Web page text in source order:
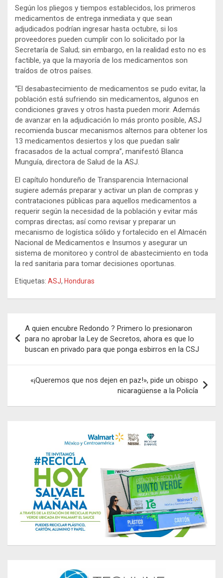
Según los pliegos y tiempos establecidos, los primeros
medicamentos de entrega inmediata y que sean
adjudicados podrían ingresar hasta octubre, si los
proveedores pueden cumplir con lo solicitado por la
Secretaría de Salud; sin embargo, en la realidad esto no es
factible, ya que la mayoría de los medicamentos son
traídos de otros países.
“El desabastecimiento de medicamentos se pudo evitar, la
población está sufriendo sin medicamentos, algunos en
condiciones graves y otros hasta pueden morir. Además
de avanzar en la adjudicación lo más pronto posible, ASJ
recomienda buscar mecanismos alternos para obtener los
13 medicamentos desiertos y los que puedan salir
fracasados de la actual compra”, manifestó Blanca
Munguía, directora de Salud de la ASJ.
El capítulo hondureño de Transparencia Internacional
sugiere además preparar y activar un plan de compras y
contrataciones públicas para aquellos medicamentos a
requerir según la necesidad de la población y evitar más
compras directas; así como revisar y preparar un
mecanismo de logística sólido y fortalecido en el Almacén
Nacional de Medicamentos e Insumos y asegurar un
sistema de monitoreo y control de abastecimiento en toda
la red sanitaria para tomar decisiones oportunas.
Etiquetas: ASJ, Honduras
de
entradas
A quien encubre Redondo ? Primero lo presionaron
para no aprobar la Ley de Secretos, ahora es que lo
buscan en privado para que ponga esbirros en la CSJ
«¡Queremos que nos dejen en paz!», pide un obispo
nicaragüense a la Policía